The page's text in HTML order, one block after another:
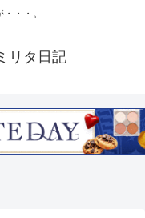
・・。
リタ日記